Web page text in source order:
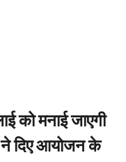
मनाई जाएगी
ने दिए आयोजन के